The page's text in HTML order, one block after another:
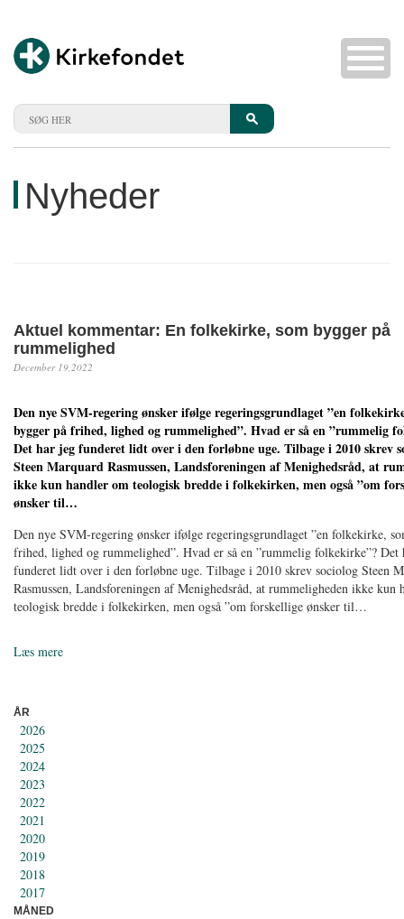
Nyheder
Aktuel kommentar: En folkekirke, som bygger på
rummelighed
December 19,2022
Den nye SVM-regering ønsker ifølge regeringsgrundlaget ”en
bygger på frihed, lighed og rummelighed”. Hvad er så en ”rummelig
Det har jeg funderet lidt over i den forløbne uge. Tilbage i 2010 skrev
Steen Marquard Rasmussen, Landsforeningen af Menighedsråd, at
ikke kun handler om teologisk bredde i folkekirken, men også ”om
ønsker til…
Den nye SVM-regering ønsker ifølge regeringsgrundlaget ”en folkekirke,
frihed, lighed og rummelighed”. Hvad er så en ”rummelig folkekirke”? Det
funderet lidt over i den forløbne uge. Tilbage i 2010 skrev sociolog Steen
Rasmussen, Landsforeningen af Menighedsråd, at rummeligheden ikke kun
teologisk bredde i folkekirken, men også ”om forskellige ønsker til…
Læs mere
ÅR
2026
2025
2024
2023
2022
2021
2020
2019
2018
2017
MÅNED